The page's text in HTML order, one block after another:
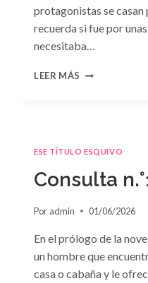
protagonistas se casan
recuerda si fue por
necesitaba…
LEER MÁS CONSULTA
ESE TÍTULO ESQUIVO
Consulta
Por admin 01/06/2026
En el prólogo de la
un hombre que
casa o cabaña y le